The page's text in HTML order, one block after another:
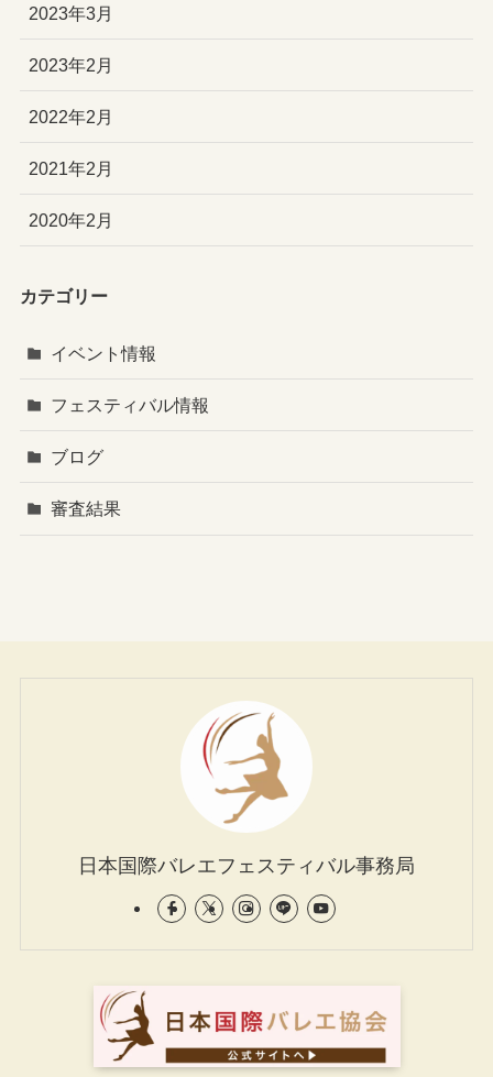
2023年3月
2023年2月
2022年2月
2021年2月
2020年2月
カテゴリー
イベント情報
フェスティバル情報
ブログ
審査結果
日本国際バレエフェスティバル事務局